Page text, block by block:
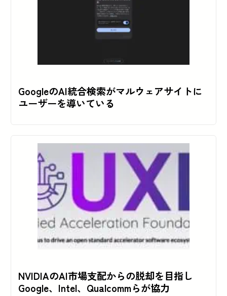
GoogleのAI統合検索がマルウェアサイトに
ユーザーを導いている
NVIDIAのAI市場支配からの脱却を目指し
Google、Intel、Qualcommらが協力